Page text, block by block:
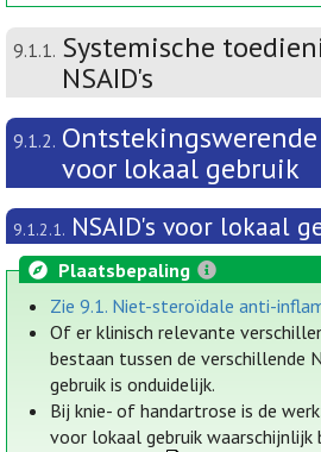
9.1.1. Systemische
NSAID's
9.1.2.
voor lokaal gebruik
9.1.2.1. NSAID's voor lokaal
Plaatsbepaling
Zie 9.1. Niet-steroïdale anti-
Of er klinisch relevante
bestaan tussen de verschillende
gebruik is onduidelijk.
Bij knie- of handartrose is de
voor lokaal gebruik waarschijnlijk